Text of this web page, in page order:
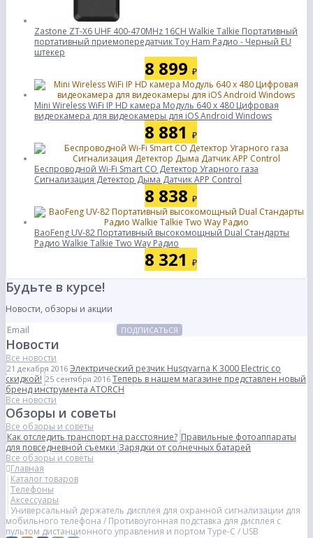
Zastone ZT-X6 UHF 400-470MHz 16CH Walkie Talkie Портативный
портативный приемопередатчик Toy Ham Радио - Черный EU
штекер
8 899 ₽
Mini Wireless WiFi IP HD камера Модуль 640 x 480 Цифровая
видеокамера для видеокамеры для iOS Android Windows
8 881 ₽
Беспроводной Wi-Fi Smart CO Детектор Угарного газа
Сигнализация Детектор Дыма Датчик APP Control
8 838 ₽
BaoFeng UV-82 Портативный высокомощный Dual Стандарты
Радио Walkie Talkie Two Way Радио
8 321 ₽
Будьте в курсе!
Новости, обзоры и акции
ПОДПИСАТЬСЯ
Новости
Все новости
21 декабря 2016 Электрический резчик Husqvarna K 3000 Electric со
скидкой! 25 сентября 2016 Теперь в нашем магазине представлен новый
бренд инструмента ATORCH
Все новости
Обзоры и советы
Все обзоры и советы
Как отследить транспорт на расстояние? Правильные фотоаппараты
для повседневной съемкиЗарядки от солнечных батарей
Все обзоры и советы
Главная
Каталог товаров
Телефоны
Аксессуары
Универсальный держатель дисплея для охранной сигнализации для
мобильного телефона / Противоугонная подставка для дисплея с
пультом дистанционного управления и портом Type-C / USB